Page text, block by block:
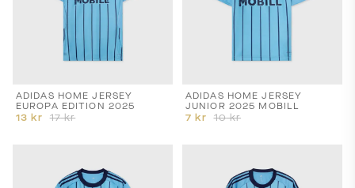
ADIDAS HOME JERSEY
EUROPA EDITION 2025
13 kr 17kr
ADIDAS HOME JERSEY
JUNIOR 2025 MOBILL
7 kr 10kr